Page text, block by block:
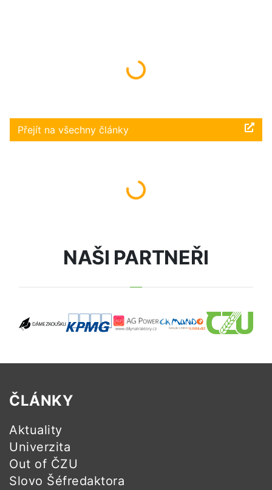
Načítám...
Přejít na všechny články
Načítám...
NAŠI PARTNEŘI
ČLÁNKY
Aktuality
Univerzita
Out of ČZU
Slovo Šéfredaktora